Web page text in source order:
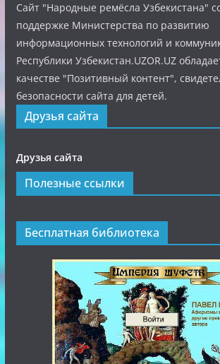
Сайт "Народные ремёсла Узбекистана"
поддержке Министерства по развитию
информационных технологий и
Республики Узбекистан.UZOR.UZ
качестве "Позитивный контент",
безопасности сайта для детей.
Друзья сайта
Друзья сайта
Полезные ссылки
Бесплатная библиотека